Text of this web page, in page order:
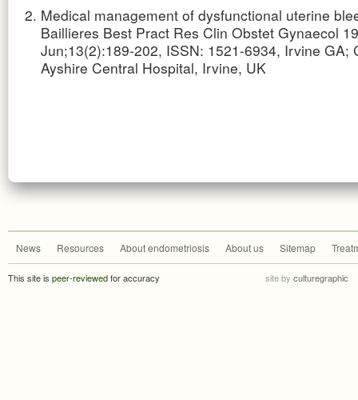
Medical management of dysfunctional uterine
Baillieres Best Pract Res Clin Obstet Gynaecol
Jun;13(2):189-202, ISSN: 1521-6934, Irvine GA;
Ayshire Central Hospital, Irvine, UK
News Resources About endometriosis About us Sitemap
This site is peer-reviewedfor accuracy site by culturegraphic